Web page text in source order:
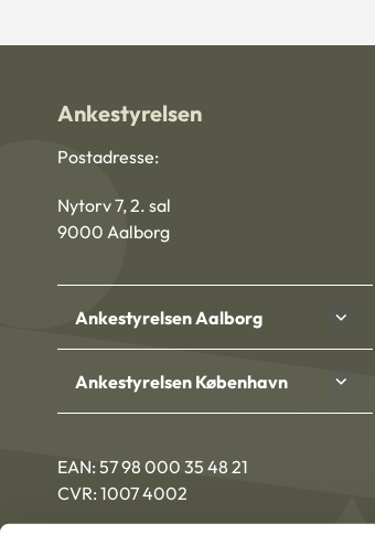
Ankestyrelsen
Postadresse:
Nytorv 7, 2. sal
9000 Aalborg
Ankestyrelsen Aalborg
Ankestyrelsen København
EAN: 57 98 000 35 48 21
CVR: 1007 4002